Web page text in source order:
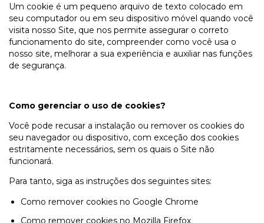
Um cookie é um pequeno arquivo de texto colocado em
seu computador ou em seu dispositivo móvel quando você
visita nosso Site, que nos permite assegurar o correto
funcionamento do site, compreender como você usa o
nosso site, melhorar a sua experiência e auxiliar nas funções
de segurança.
Como gerenciar o uso de cookies?
Você pode recusar a instalação ou remover os cookies do
seu navegador ou dispositivo, com exceção dos cookies
estritamente necessários, sem os quais o Site não
funcionará.
Para tanto, siga as instruções dos seguintes sites:
Como remover cookies no Google Chrome
Como remover cookies no Mozilla Firefox